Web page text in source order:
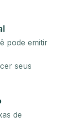
pode emitir
seus
de